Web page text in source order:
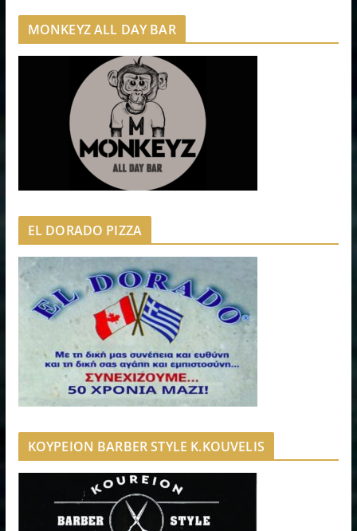
MONKEYZ ALL DAY BAR
EL DORADO PIZZA
ΚΟΥΡΕΙΟΝ BARBER STYLE K.KOUVELIS